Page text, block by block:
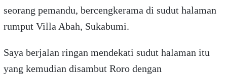
seorang pemandu, bercengkerama di sudut halaman
rumput Villa Abah, Sukabumi.
Saya berjalan ringan mendekati sudut halaman itu
yang kemudian disambut Roro dengan